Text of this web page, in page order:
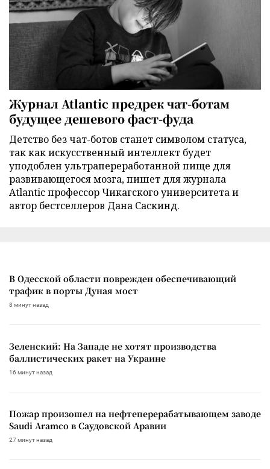
Журнал Atlantic предрек чат-ботам
будущее дешевого фаст-фуда
Детство без чат-ботов станет символом статуса,
так как искусственный интеллект будет
уподоблен ультрапереработанной пище для
развивающегося мозга, пишет для журнала
Atlantic профессор Чикагского университета и
автор бестселлеров Дана Саскинд.
В Одесской области поврежден обеспечивающий
трафик в порты Дуная мост
8 минут назад
Зеленский: На Западе не хотят производства
баллистических ракет на Украине
16 минут назад
Пожар произошел на нефтеперерабатывающем заводе
Saudi Aramco в Саудовской Аравии
27 минут назад